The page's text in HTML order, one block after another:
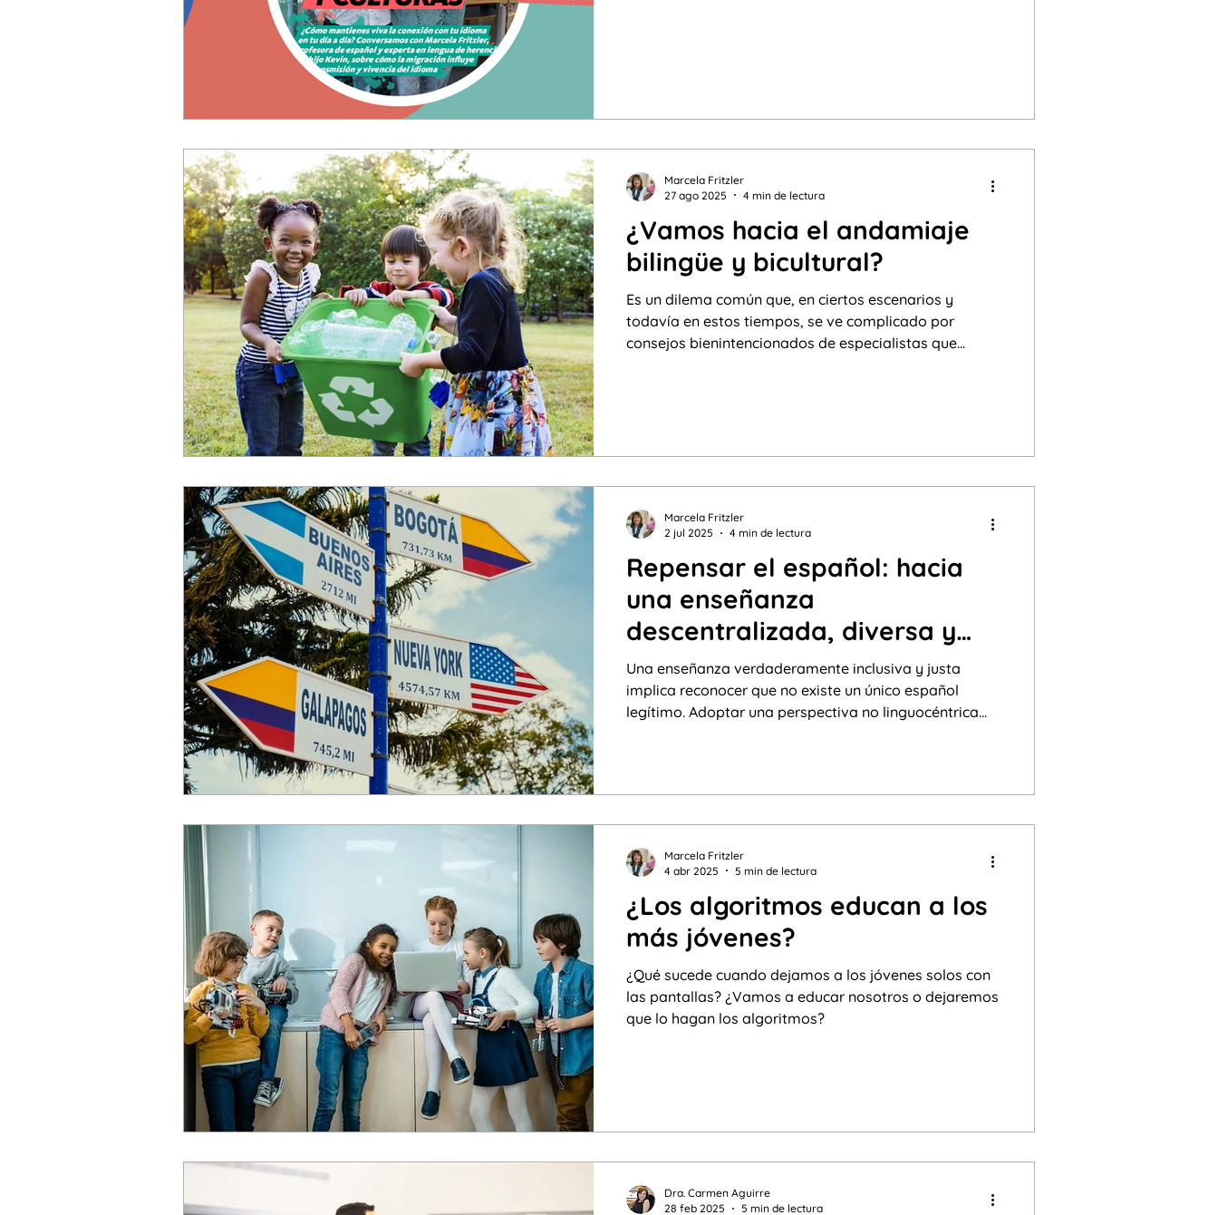
¿Vamos hacia el andamiaje
bilingüe y bicultural?
Es un dilema común que, en ciertos escenarios y
todavía en estos tiempos, se ve complicado por
consejos bienintencionados de especialistas que
Marcela Fritzler
27 ago 2025
4 min de lectura
Repensar el español: hacia
una enseñanza
descentralizada, diversa y
crítica.
Una enseñanza verdaderamente inclusiva y justa
implica reconocer que no existe un único español
legítimo. Adoptar una perspectiva no linguocéntrica
Marcela Fritzler
2 jul 2025
4 min de lectura
¿Los algoritmos educan a los
más jóvenes?
¿Qué sucede cuando dejamos a los jóvenes solos con
las pantallas? ¿Vamos a educar nosotros o dejaremos
que lo hagan los algoritmos?
Marcela Fritzler
4 abr 2025
5 min de lectura
Dra. Carmen Aguirre
28 feb 2025
5 min de lectura